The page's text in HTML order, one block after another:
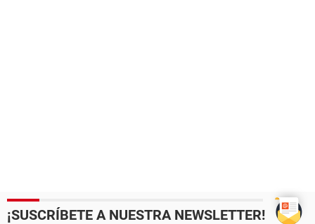
¡SUSCRÍBETE A NUESTRA NEWSLETTER!